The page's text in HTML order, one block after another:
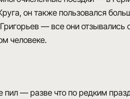
он также пользовался
— все они отзывались
человеке.
пил — разве что по редким